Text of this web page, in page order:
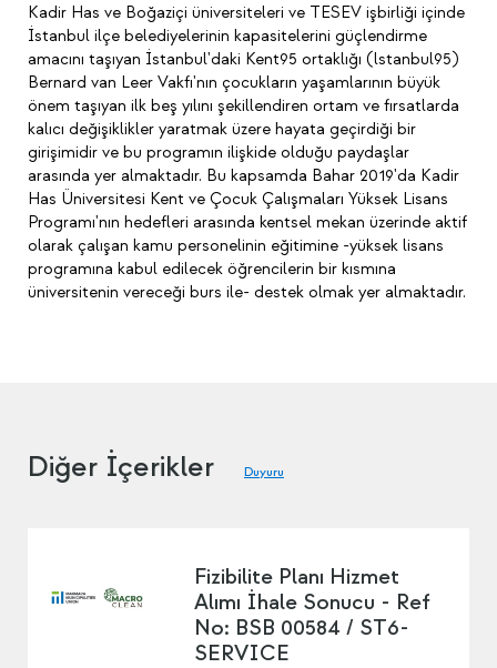
Kadir Has ve Boğaziçi üniversiteleri ve TESEV işbirliği içinde
İstanbul ilçe belediyelerinin kapasitelerini güçlendirme
amacını taşıyan İstanbul'daki Kent95 ortaklığı (lstanbul95)
Bernard van Leer Vakfı'nın çocukların yaşamlarının büyük
önem taşıyan ilk beş yılını şekillendiren ortam ve fırsatlarda
kalıcı değişiklikler yaratmak üzere hayata geçirdiği bir
girişimidir ve bu programın ilişkide olduğu paydaşlar
arasında yer almaktadır. Bu kapsamda Bahar 2019'da Kadir
Has Üniversitesi Kent ve Çocuk Çalışmaları Yüksek Lisans
Programı'nın hedefleri arasında kentsel mekan üzerinde aktif
olarak çalışan kamu personelinin eğitimine -yüksek lisans
programına kabul edilecek öğrencilerin bir kısmına
üniversitenin vereceği burs ile- destek olmak yer almaktadır.
Diğer İçerikler Duyuru
Fizibilite Planı Hizmet
Alımı İhale Sonucu - Ref
No: BSB 00584 / ST6-
SERVICE